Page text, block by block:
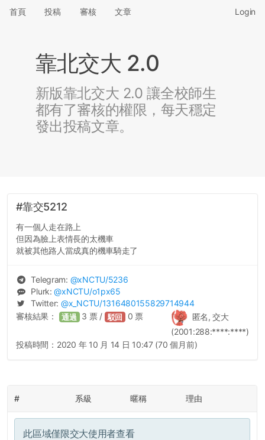
首頁 投稿 審核 文章 Login
靠北交大 2.0
新版靠北交大 2.0 讓全校師生
都有了審核的權限，每天穩定
發出投稿文章。
#靠交5212
有一個人走在路上
但因為臉上表情長的太機車
就被其他路人當成真的機車騎走了
Telegram: @xNCTU/5236
Plurk:@xNCTU/o1px65
Twitter: @x_NCTU/1316480155829714944
匿名, 交大
(2001:288:****:****)
審核結果： 通過 3 票 / 駁回 0 票
投稿時間： 2020 年 10 月 14 日 10:47 (70 個月前)
# 系級 暱稱 理由
此區域僅限交大使用者查看